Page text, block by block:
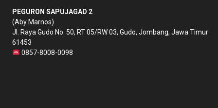
PEGURON SAPUJAGAD 2
(Aby Marnos)
Jl. Raya Gudo No. 50, RT 05/RW 03, Gudo, Jombang, Jawa Timur
61453
0857-8008-0098